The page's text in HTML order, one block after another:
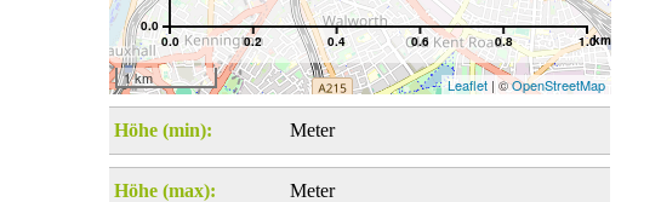
0.0 0.2 0.4 0.6 0.8 1.0km
0.0
1 km Leaflet| ©OpenStreetMap
Höhe (min): Meter
Höhe (max): Meter